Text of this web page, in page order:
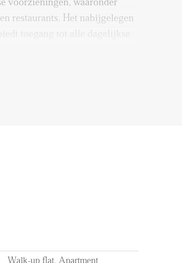
restaurants. Het nabijgelegen
toegang tot alle dagelijkse
om de entree van het
binnen in de hal van het
Walk-up flat, Apartment